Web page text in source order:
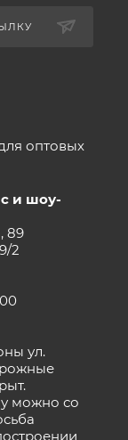
оптовых
и шоу-
89
2
ул.
можно со